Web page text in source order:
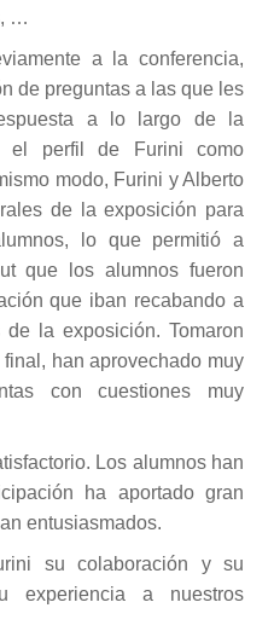
…
a la conferencia,
de preguntas a las que les
a lo largo de la
el perfil de Furini como
modo, Furini y Alberto
de la exposición para
lo que permitió a
que los alumnos fueron
que iban recabando a
la exposición. Tomaron
han aprovechado muy
con cuestiones muy
Los alumnos han
ha aportado gran
entusiasmados.
su colaboración y su
experiencia a nuestros